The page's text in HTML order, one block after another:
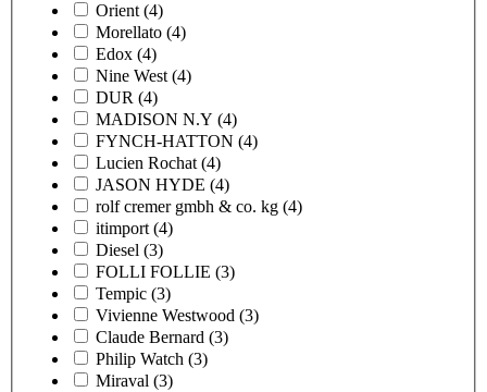
Orient (4)
Morellato (4)
Edox (4)
Nine West (4)
DUR (4)
MADISON N.Y (4)
FYNCH-HATTON (4)
Lucien Rochat (4)
JASON HYDE (4)
rolf cremer gmbh & co. kg (4)
itimport (4)
Diesel (3)
FOLLI FOLLIE (3)
Tempic (3)
Vivienne Westwood (3)
Claude Bernard (3)
Philip Watch (3)
Miraval (3)